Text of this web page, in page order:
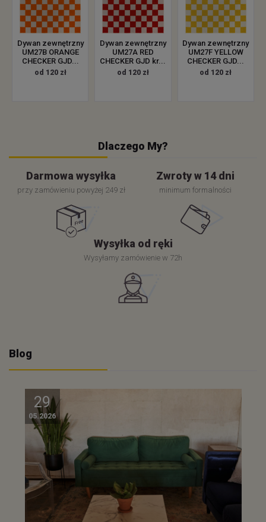
Dywan zewnętrzny
UM27B ORANGE
CHECKER GJD...
od 120 zł
Dywan zewnętrzny
UM27A RED
CHECKER GJD kr...
od 120 zł
Dywan zewnętrzny
UM27F YELLOW
CHECKER GJD...
od 120 zł
Dlaczego My?
Darmowa wysyłka
przy zamówieniu powyżej 249 zł
Zwroty w 14 dni
minimum formalności
Wysyłka od ręki
Wysyłamy zamówienie w 72h
Blog
29
05.2026